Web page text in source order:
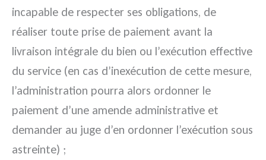
incapable de respecter ses obligations, de
réaliser toute prise de paiement avant la
livraison intégrale du bien ou l’exécution effective
du service (en cas d’inexécution de cette mesure,
l’administration pourra alors ordonner le
paiement d’une amende administrative et
demander au juge d’en ordonner l’exécution sous
astreinte) ;